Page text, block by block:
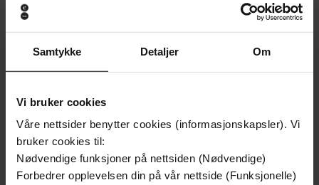
Samtykke Detaljer Om
Vi bruker cookies
Våre nettsider benytter cookies (informasjonskapsler). Vi
bruker cookies til:
Nødvendige funksjoner på nettsiden (Nødvendige)
Forbedrer opplevelsen din på vår nettside (Funksjonelle)
Andre har også kjøpt
Premium
Vinner av Rivertonprisen
Premium